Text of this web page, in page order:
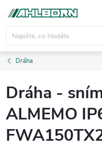
obsah
Dráha
Dráha -
ALMEMO